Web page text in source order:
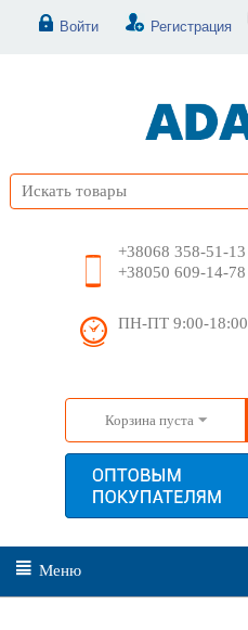
Войти Регистрация
+38068 358-51-13
+38050 609-14-78
ПН-ПТ 9:00-18:00
Корзина пуста
Меню